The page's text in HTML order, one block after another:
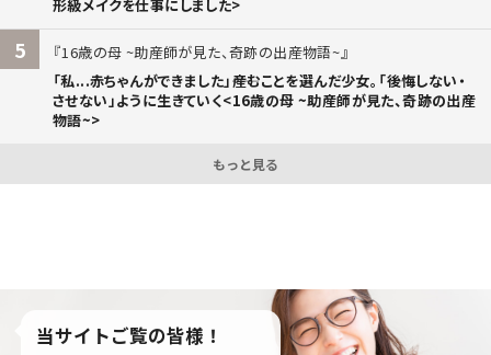
形級メイクを仕事にしました>
5
16歳の母 ~助産師が見た、奇跡の出産物語~
「私...赤ちゃんができました」――産むことを選んだ少女。「後悔しない・
させない」ように生きていく<16歳の母 ~助産師が見た、奇跡の出産
物語~>
もっと見る
当サイトご覧の皆様！